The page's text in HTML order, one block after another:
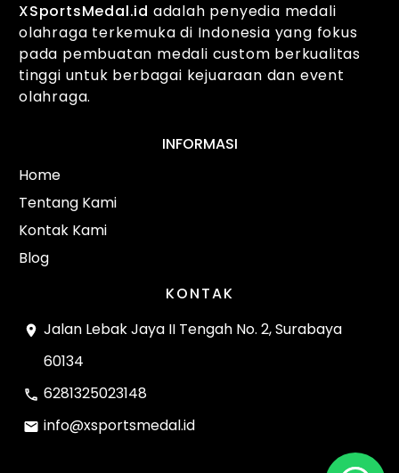
XSportsMedal.id adalah penyedia medali
olahraga terkemuka di Indonesia yang fokus
pada pembuatan medali custom berkualitas
tinggi untuk berbagai kejuaraan dan event
olahraga.
INFORMASI
Home
Tentang Kami
Kontak Kami
Blog
KONTAK
Jalan Lebak Jaya II Tengah No. 2, Surabaya
60134
6281325023148
info@xsportsmedal.id